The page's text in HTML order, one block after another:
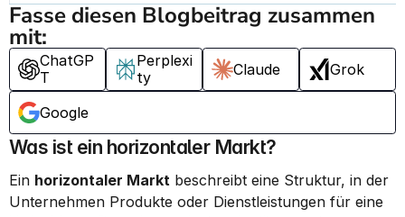
Fasse diesen Blogbeitrag zusammen
mit:
ChatGP
T
Perplexi
ty
Claude Grok
Google
Was ist ein horizontaler Markt?
Ein horizontaler Markt beschreibt eine Struktur, in der
Unternehmen Produkte oder Dienstleistungen für eine